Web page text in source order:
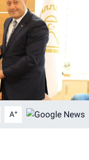
A+